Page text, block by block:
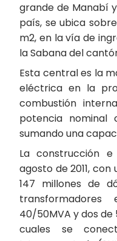
grande de Manabí
país, se ubica
m2, en la vía de
la Sabana del
Esta central es la
eléctrica en la
combustión
potencia nominal
sumando una
La construcción
agosto de 2011,
147 millones de
40/50MVA y dos de
cuales se